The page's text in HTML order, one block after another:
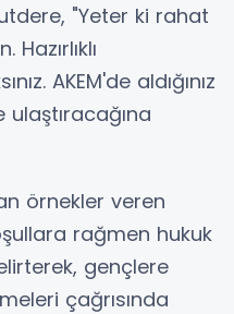
"Yeter ki rahat
AKEM'de aldığınız
örnekler veren
rağmen hukuk
gençlere
çağrısında